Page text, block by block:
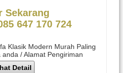
Sekarang
647 170 724
Klasik Modern Murah Paling
/ Alamat Pengiriman
Detail